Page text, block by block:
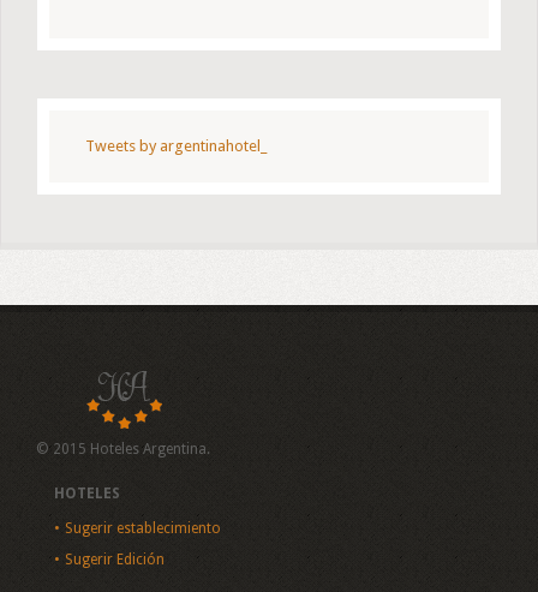
Tweets by argentinahotel_
© 2015 Hoteles Argentina.
HOTELES
Sugerir establecimiento
Sugerir Edición